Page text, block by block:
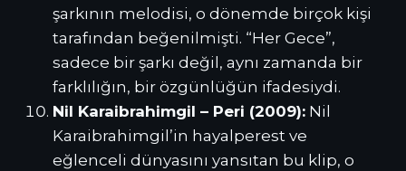
şarkının melodisi, o dönemde birçok kişi
tarafından beğenilmişti. “Her Gece”,
sadece bir şarkı değil, aynı zamanda bir
farklılığın, bir özgünlüğün ifadesiydi.
Nil Karaibrahimgil – Peri (2009): Nil
Karaibrahimgil’in hayalperest ve
eğlenceli dünyasını yansıtan bu klip, o